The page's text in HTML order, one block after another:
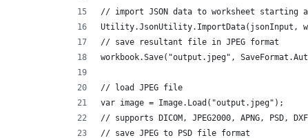
// import JSON data to worksheet starting
Utility.JsonUtility.ImportData(jsonInput,
// save resultant file in JPEG format
workbook.Save("output.jpeg",
// load JPEG file
var image = Image.Load("output.jpeg");
// supports DICOM, JPEG2000, APNG, PSD,
// save JPEG to PSD file format